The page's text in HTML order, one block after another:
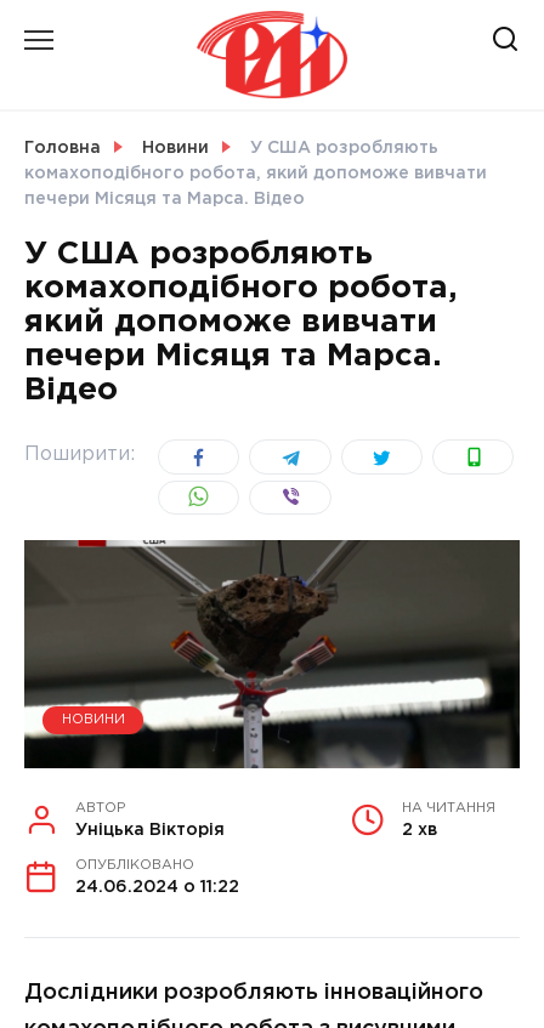
СВІТ
УКРАЇНА
Головна Новини
У США розробляють
комахоподібного робота, який допоможе вивчати
печери Місяця та Марса. Відео
У США розробляють
комахоподібного робота,
який допоможе вивчати
печери Місяця та Марса.
Відео
Поширити:
НОВИНИ
АВТОР
Уніцька Вікторія
НА ЧИТАННЯ
2 хв
ОПУБЛІКОВАНО
24.06.2024 о 11:22
Дослідники розробляють інноваційного